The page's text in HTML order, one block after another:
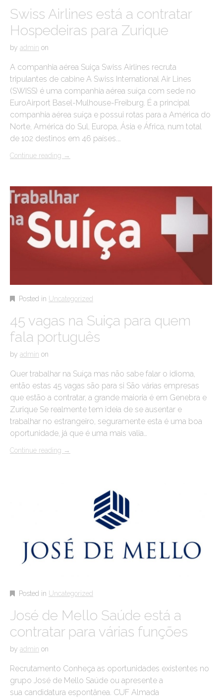
Swiss Airlines está a contratar
Hospedeiras para Zurique
by admin on
A companhia aérea Suiça Swiss Airlines recruta
tripulantes de cabine A Swiss International Air Lines
(SWISS) é uma companhia aérea suíça com sede no
EuroAirport Basel-Mulhouse-Freiburg. É a principal
companhia aérea suíça e possui rotas para a América do
Norte, América do Sul, Europa, Ásia e África, num total
de 102 destinos em 46 países.…
Continue reading →
Posted in Uncategorized
45 vagas na Suiça para quem
fala português
by admin on
Quer trabalhar na Suíça mas não sabe falar o idioma,
então estas 45 vagas são para si São várias empresas
que estão a contratar, a grande maioria é em Genebra e
Zurique Se realmente tem ideia de se ausentar e
trabalhar no estrangeiro, seguramente esta é uma boa
oportunidade, já que é uma mais valia…
Continue reading →
Posted in Uncategorized
José de Mello Saúde está a
contratar para várias funções
by admin on
Recrutamento Conheça as oportunidades existentes no
grupo José de Mello Saúde ou apresente a
sua candidatura espontânea. CUF Almada